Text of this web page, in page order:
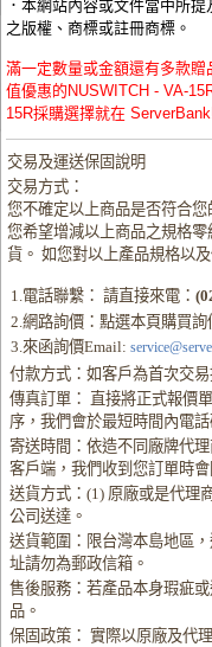
．本網站內容或文件當中所
之版權、商標或註冊商標。
滿一定數量或金額還有多款
值優惠的NUSWITCH - VA-
15R採購選擇就在
交易及運送保固說明
交易方式：
您不確定以上商品是否符合
您希望增減以上商品之規格
貨。 如您對以上產品規格以
1.電話聯繫： 請直接來電：
2.網路詢價：點選本頁購買
3.來函詢價Email:
付款方式：如客戶為首次交易
傳真訂單： 直接將正式報價
序，我們會於最短時間內電話
寄送時間：依造不同廠牌代
客戶端，我們收到您訂單時
送貨方式：(1) 原廠或是代理
公司送達。
送貨範圍：限台灣本島地區
址請勿為郵政信箱。
售後服務：若產品本身瑕疵
品。
保固政策： 實際以原廠及代